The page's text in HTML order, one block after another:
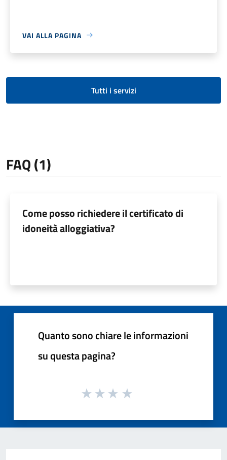
VAI ALLA PAGINA
Tutti i servizi
FAQ (1)
Come posso richiedere il certificato di
idoneità alloggiativa?
Quanto sono chiare le informazioni
su questa pagina?